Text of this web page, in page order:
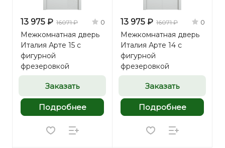
13 975 ₽ 16071 ₽ 0
Межкомнатная дверь
Италия Арте 15 с
фигурной
фрезеровкой
Заказать
Подробнее
13 975 ₽ 16071 ₽ 0
Межкомнатная дверь
Италия Арте 14 с
фигурной
фрезеровкой
Заказать
Подробнее